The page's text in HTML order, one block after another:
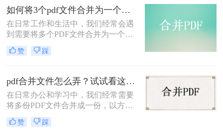
么合成一个pdf呢？本文将详细介绍几
种简单有效的方法，帮助你轻松合并
多个PDF文件，提高文件管理和分享
的效率。
如何将3个pdf文件合并为一个？四种简单又实用的方法！
在日常工作和生活中，我们经常会遇
到需要将多个PDF文件合并为一个的
情况。无论是为了方便管理、编辑还
是分享文件，合并PDF文件可以帮助
个pdf文件合并为一个呢？本文将为大
家介绍四种简单又实用的方法，让您
能够轻松合并PDF文件。
赞 踩
pdf合并文件怎么弄？试试看这3个方法！
在日常办公和学习中，我们经常需要
将多份PDF文件合并成一份，以方便
阅读、分享或归档。无论是整理会议
记录、汇总报告章节，还是收集一系
赞 踩